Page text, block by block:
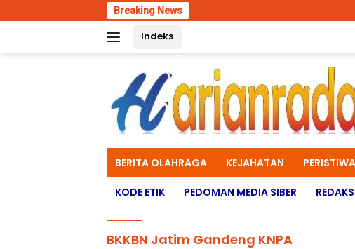
to
Breaking News Hari Ketiga
Indeks
BERITA OLAHRAGA KEJAHATAN PERISTIWA
KODE ETIK PEDOMAN MEDIA SIBER
BKKBN Jatim Gandeng KNPA